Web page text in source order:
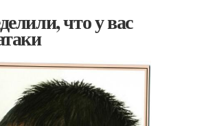
что у вас